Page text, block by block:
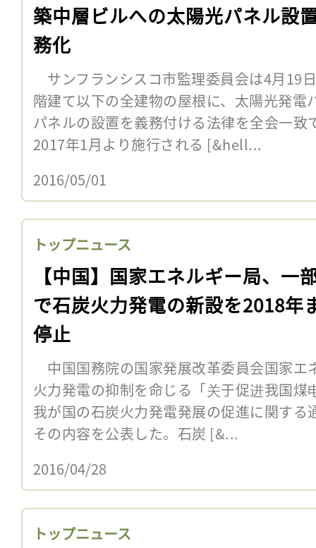
築中層ビルへの太陽光パネル設
務化
サンフランシスコ市監理委員会は4月19
階建て以下の全建物の屋根に、太陽光発電
パネルの設置を義務付ける法律を全会一致
2017年1月より施行される [&hell...
2016/05/01
トップニュース
【中国】国家エネルギー局、一
で石炭火力発電の新設を2018年
停止
中国国務院の国家発展改革委員会国家エ
火力発電の抑制を命じる「关于促进我国
我が国の石炭火力発電発展の促進に関す
その内容を公表した。石炭 [&...
2016/04/28
トップニュース